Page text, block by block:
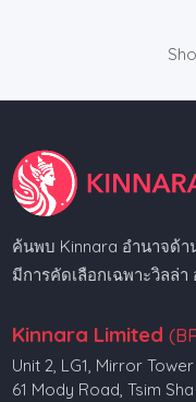
ค้นพบ Kinnara อำนาจด้
มีการคัดเลือกเฉพาะวิลล่
Kinnara Limited
Unit 2, LG1, Mirror Tower
61 Mody Road, Tsim